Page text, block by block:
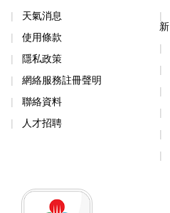
天氣消息
使用條款
隱私政策
網絡服務註冊聲明
聯絡資料
人才招聘
新